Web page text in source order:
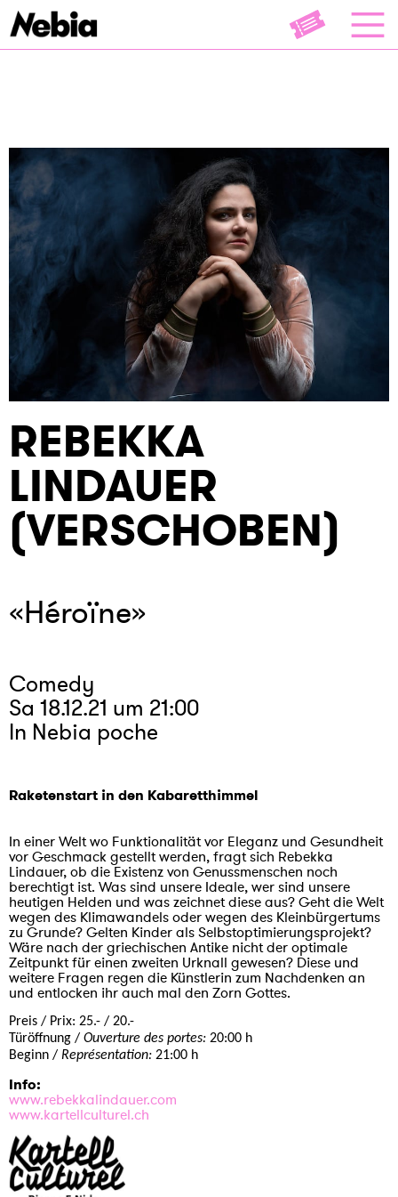
REBEKKA
LINDAUER
(VERSCHOBEN)
«Héroïne»
Comedy
Sa 18.12.21 um 21:00
In Nebia poche
Raketenstart in den Kabaretthimmel
In einer Welt wo Funktionalität vor Eleganz und Gesundheit
vor Geschmack gestellt werden, fragt sich Rebekka
Lindauer, ob die Existenz von Genussmenschen noch
berechtigt ist. Was sind unsere Ideale, wer sind unsere
heutigen Helden und was zeichnet diese aus? Geht die Welt
wegen des Klimawandels oder wegen des Kleinbürgertums
zu Grunde? Gelten Kinder als Selbstoptimierungsprojekt?
Wäre nach der griechischen Antike nicht der optimale
Zeitpunkt für einen zweiten Urknall gewesen? Diese und
weitere Fragen regen die Künstlerin zum Nachdenken an
und entlocken ihr auch mal den Zorn Gottes.
Preis / Prix: 25.- / 20.-
Türöffnung / Ouverture des portes: 20:00 h
Beginn / Représentation: 21:00 h
Info:
www.rebekkalindauer.com
www.kartellculturel.ch